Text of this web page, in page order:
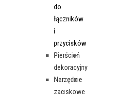
do
łączników
i
przycisków
Pierścień
dekoracyjny
Narzędzie
zaciskowe